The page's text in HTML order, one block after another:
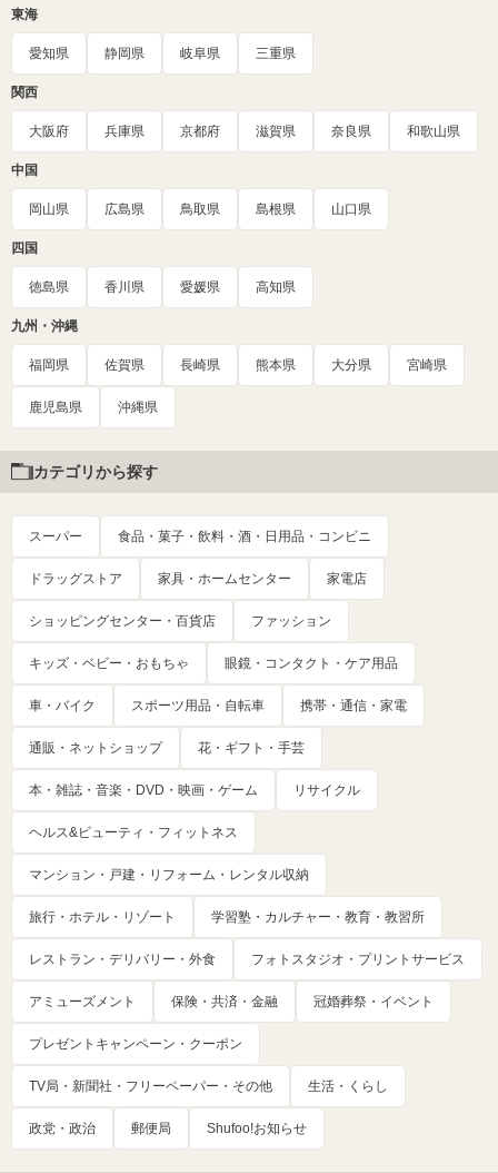
東海
愛知県 静岡県 岐阜県 三重県
関西
大阪府 兵庫県 京都府 滋賀県 奈良県 和歌山県
中国
岡山県 広島県 鳥取県 島根県 山口県
四国
徳島県 香川県 愛媛県 高知県
九州・沖縄
福岡県 佐賀県 長崎県 熊本県 大分県 宮崎県
鹿児島県 沖縄県
カテゴリから探す
スーパー 食品・菓子・飲料・酒・日用品・コンビニ
ドラッグストア 家具・ホームセンター 家電店
ショッピングセンター・百貨店 ファッション
キッズ・ベビー・おもちゃ 眼鏡・コンタクト・ケア用品
車・バイク スポーツ用品・自転車 携帯・通信・家電
通販・ネットショップ 花・ギフト・手芸
本・雑誌・音楽・DVD・映画・ゲーム リサイクル
ヘルス&ビューティ・フィットネス
マンション・戸建・リフォーム・レンタル収納
旅行・ホテル・リゾート 学習塾・カルチャー・教育・教習所
レストラン・デリバリー・外食 フォトスタジオ・プリントサービス
アミューズメント 保険・共済・金融 冠婚葬祭・イベント
プレゼントキャンペーン・クーポン
TV局・新聞社・フリーペーパー・その他 生活・くらし
政党・政治 郵便局 Shufoo!お知らせ